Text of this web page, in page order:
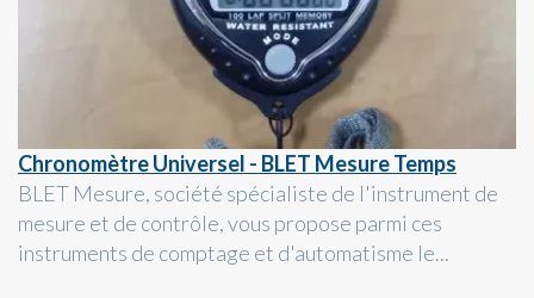
Chronomètre Universel - BLET Mesure Temps
BLET Mesure, société spécialiste de l'instrument de
mesure et de contrôle, vous propose parmi ces
instruments de comptage et d'automatisme le...